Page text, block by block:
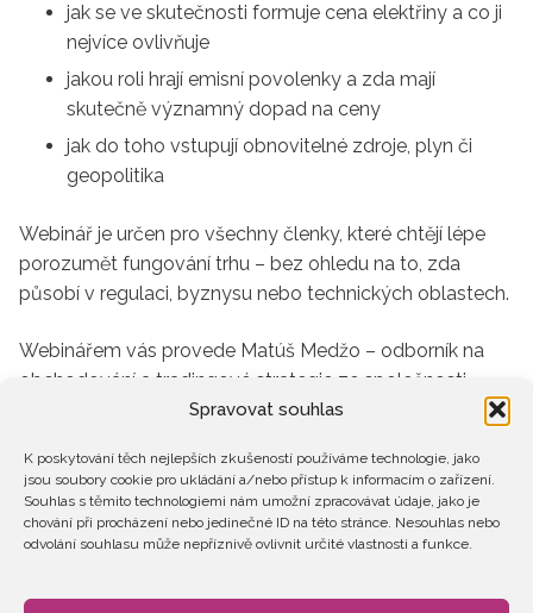
Spravovat souhlas
K poskytování těch nejlepších zkušeností používáme technologie, jako
jsou soubory cookie pro ukládání a/nebo přístup k informacím o zařízení.
Souhlas s těmito technologiemi nám umožní zpracovávat údaje, jako je
chování při procházení nebo jedinečné ID na této stránce. Nesouhlas nebo
odvolání souhlasu může nepříznivě ovlivnit určité vlastnosti a funkce.
jak se ve skutečnosti formuje cena elektřiny a co ji
nejvíce ovlivňuje
jakou roli hrají emisní povolenky a zda mají
skutečně významný dopad na ceny
jak do toho vstupují obnovitelné zdroje, plyn či
geopolitika
Webinář je určen pro všechny členky, které chtějí lépe
porozumět fungování trhu – bez ohledu na to, zda
působí v regulaci, byznysu nebo technických oblastech.
Webinářem vás provede Matúš Medžo – odborník na
obchodování a tradingové strategie ze společnosti
Slovenské elektrárny.
SimpleShop.cz